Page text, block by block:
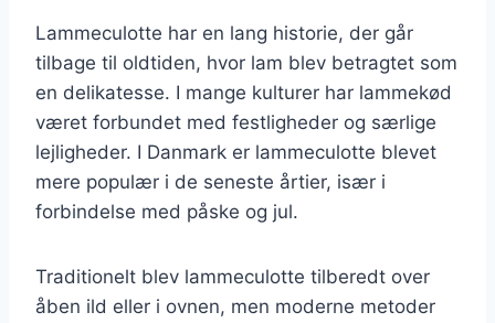
Lammeculotte har en lang historie, der går
tilbage til oldtiden, hvor lam blev betragtet som
en delikatesse. I mange kulturer har lammekød
været forbundet med festligheder og særlige
lejligheder. I Danmark er lammeculotte blevet
mere populær i de seneste årtier, især i
forbindelse med påske og jul.
Traditionelt blev lammeculotte tilberedt over
åben ild eller i ovnen, men moderne metoder